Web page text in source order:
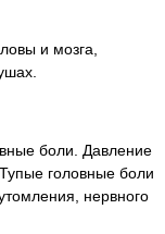
и мозга,
боли. Давление
головные боли
нервного